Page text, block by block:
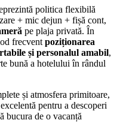
politica flexibilă
+ mic dejun + fișă cont,
pe plaja privată. În
frecvent poziționarea
și personalul amabil,
bună a hotelului în rândul
și atmosfera primitoare,
pentru a descoperi
bucura de o vacanță